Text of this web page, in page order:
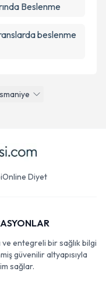
Beslenme
beslenme
Online Diyet
ve entegreli bir sağlık bilgi
güvenilir altyapısıyla
sağlar.